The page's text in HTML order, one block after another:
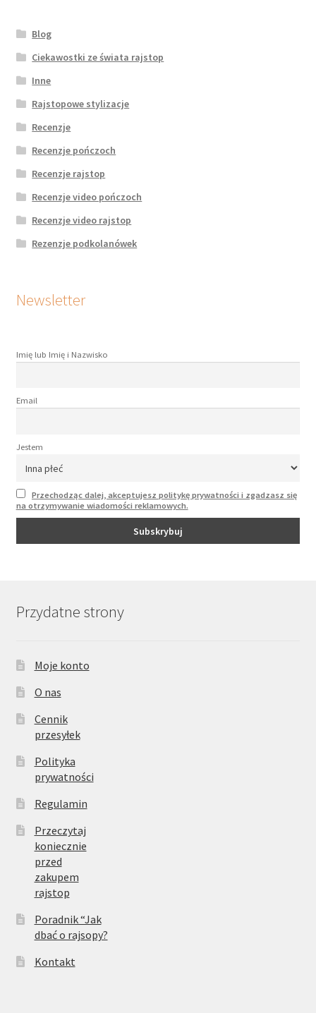
Blog
Ciekawostki ze świata rajstop
Inne
Rajstopowe stylizacje
Recenzje
Recenzje pończoch
Recenzje rajstop
Recenzje video pończoch
Recenzje video rajstop
Rezenzje podkolanówek
Newsletter
Imię lub Imię i Nazwisko
Email
Jestem
Przechodząc dalej, akceptujesz politykę prywatności i zgadzasz się
na otrzymywanie wiadomości reklamowych.
Przydatne strony
Moje konto
O nas
Cennik
przesyłek
Polityka
prywatności
Regulamin
Przeczytaj
koniecznie
przed
zakupem
rajstop
Poradnik “Jak
dbać o rajsopy?
Kontakt